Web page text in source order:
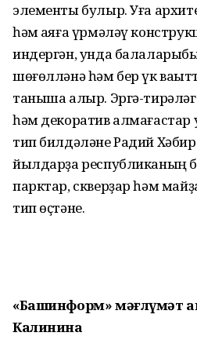
элементы булыр. Уға
һәм ҡаяға үрмәләү
индергән, унда
шөғөлләнә һәм бер үк
таныша алыр. Эргә-
һәм декоратив
тип билдәләне Радий
йылдарҙа республиканың
парктар, скверҙар һәм
тип өҫтәне.
«Башинформ» мәғлүмәт
Калинина